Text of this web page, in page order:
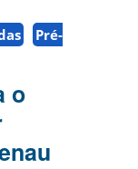
Pré-
o